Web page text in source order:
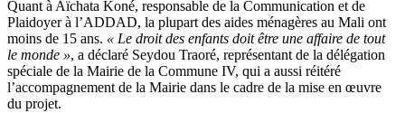
Quant à Aïchata Koné, responsable de la Communication et de
Plaidoyer à l’ADDAD, la plupart des aides ménagères au Mali ont
moins de 15 ans. « Le droit des enfants doit être une affaire de tout
le monde », a déclaré Seydou Traoré, représentant de la délégation
spéciale de la Mairie de la Commune IV, qui a aussi réitéré
l’accompagnement de la Mairie dans le cadre de la mise en œuvre
du projet.